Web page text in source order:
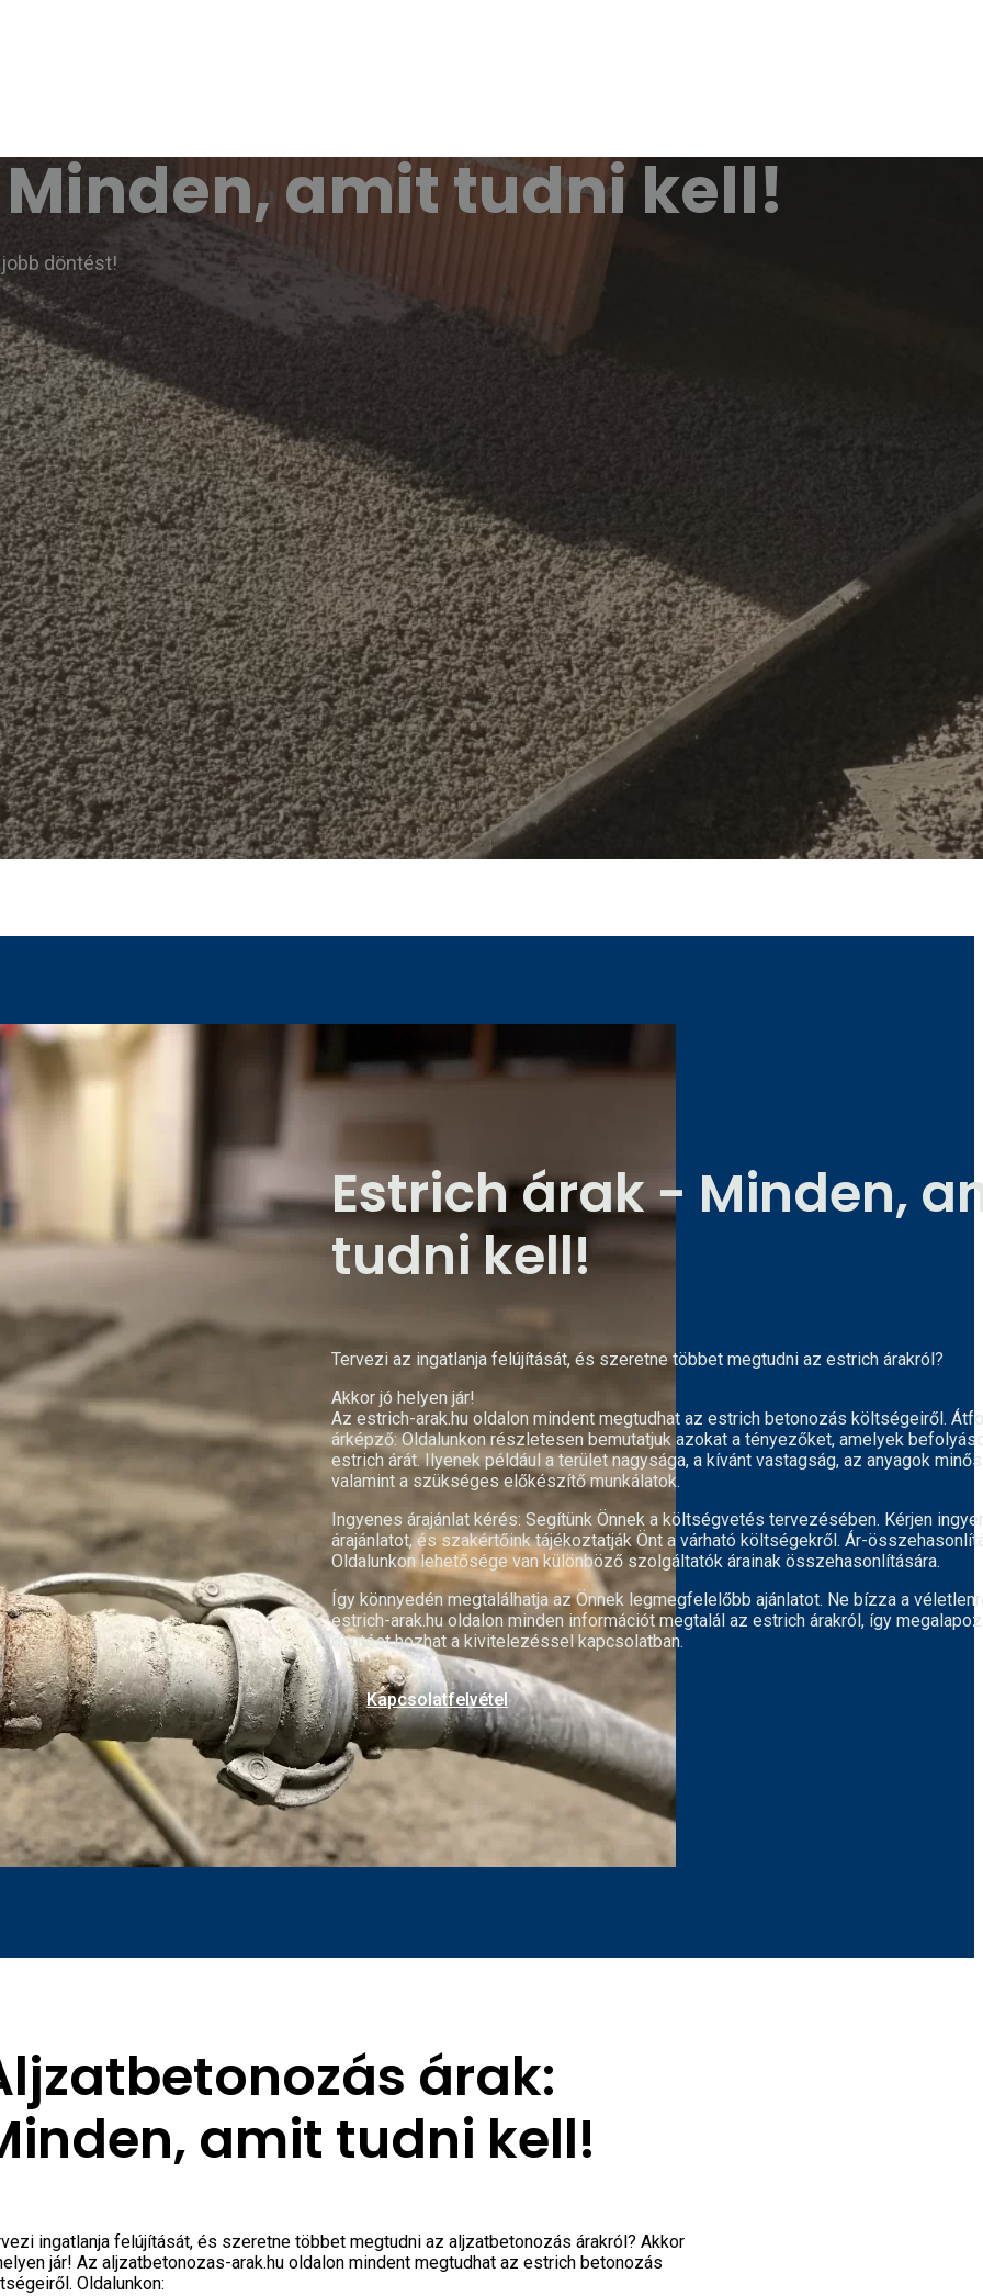
amit tudni kell!
döntést!
Estrich árak - Minden,
tudni kell!
Tervezi az ingatlanja felújítását, és szeretne többet megtudni az estrich árakról?
Akkor jó helyen jár!
Azestrich-arak.hu oldalon mindent megtudhat az estrich betonozás költségeiről.
árképző:Oldalunkon részletesen bemutatjuk azokat a tényezőket, amelyek
estrich árát. Ilyenek például a terület nagysága, a kívánt vastagság, az anyagok
valamint a szükséges előkészítő munkálatok.
Ingyenes árajánlat kérés: Segítünk Önnek a költségvetés tervezésében. Kérjen
árajánlatot, és szakértőink tájékoztatják Önt a várható költségekről.Ár-
Oldalunkon lehetősége van különböző szolgáltatók árainak összehasonlítására.
Így könnyedén megtalálhatja az Önnek legmegfelelőbb ajánlatot. Ne bízza a
estrich-arak.hu oldalon minden információt megtalál az estrich árakról, így
döntést hozhat a kivitelezéssel kapcsolatban.
Kapcsolatfelvétel
árak:
amit tudni kell!
ingatlanja felújítását, és szeretne többet megtudni az aljzatbetonozás árakról? Akkor
jár! Azaljzatbetonozas-arak.hu oldalon mindent megtudhat az estrich betonozás
Oldalunkon: